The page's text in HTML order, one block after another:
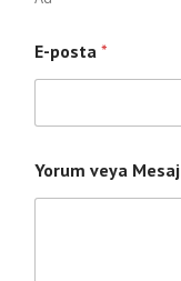
E-posta *
Yorum veya Mesaj